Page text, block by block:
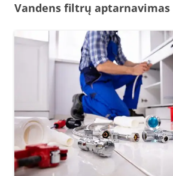
Vandens filtrų aptarnavimas